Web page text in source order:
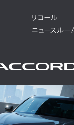
リコール
ニュースルー